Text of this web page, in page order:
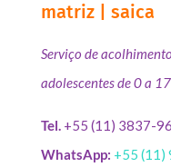
matriz | saica
Serviço de
adolescentes de 0 a
Tel.+55 (11) 3837-
WhatsApp: +55